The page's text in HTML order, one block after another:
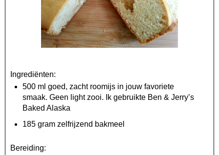
Ingrediënten:
500 ml goed, zacht roomijs in jouw favoriete
smaak. Geen light zooi. Ik gebruikte Ben & Jerry’s
Baked Alaska
185 gram zelfrijzend bakmeel
Bereiding: